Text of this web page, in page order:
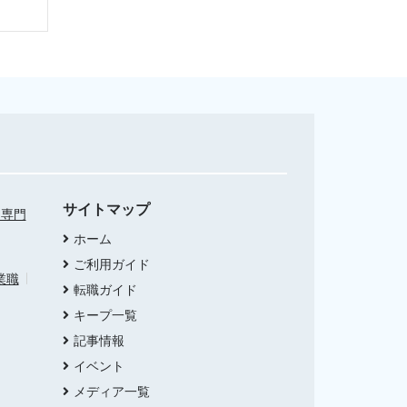
門
職
サイトマップ
ホーム
ご利用ガイド
転職ガイド
キープ一覧
記事情報
イベント
メディア一覧